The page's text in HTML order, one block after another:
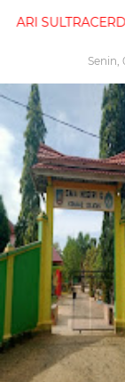
SEMOGA
Senin,